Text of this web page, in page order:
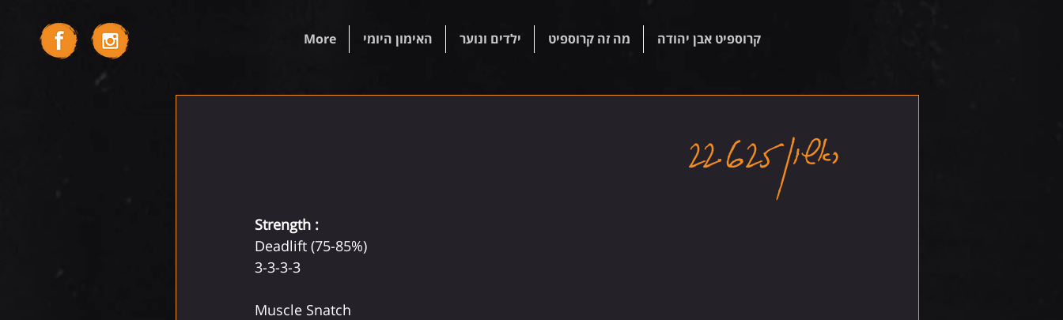
קרוספיט אבן יהודה מה זה קרוספיט ילדים ונוער האימון היומי More
ראשון 22.6.25
Strength :
Deadlift (75-85%)
3-3-3-3
Muscle Snatch